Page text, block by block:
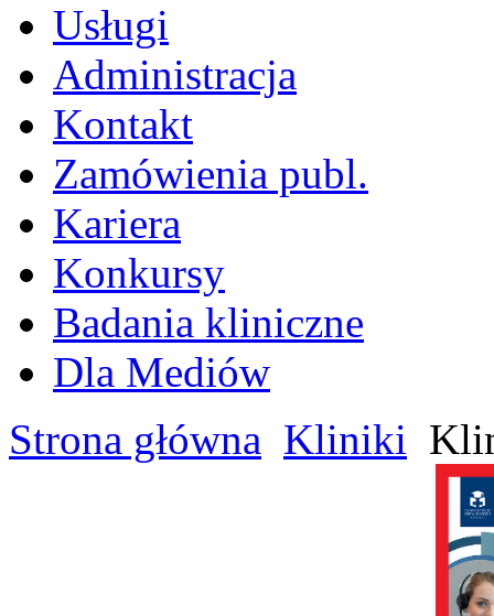
Usługi
Administracja
Kontakt
Zamówienia publ.
Kariera
Konkursy
Badania kliniczne
Dla Mediów
Strona główna Kliniki